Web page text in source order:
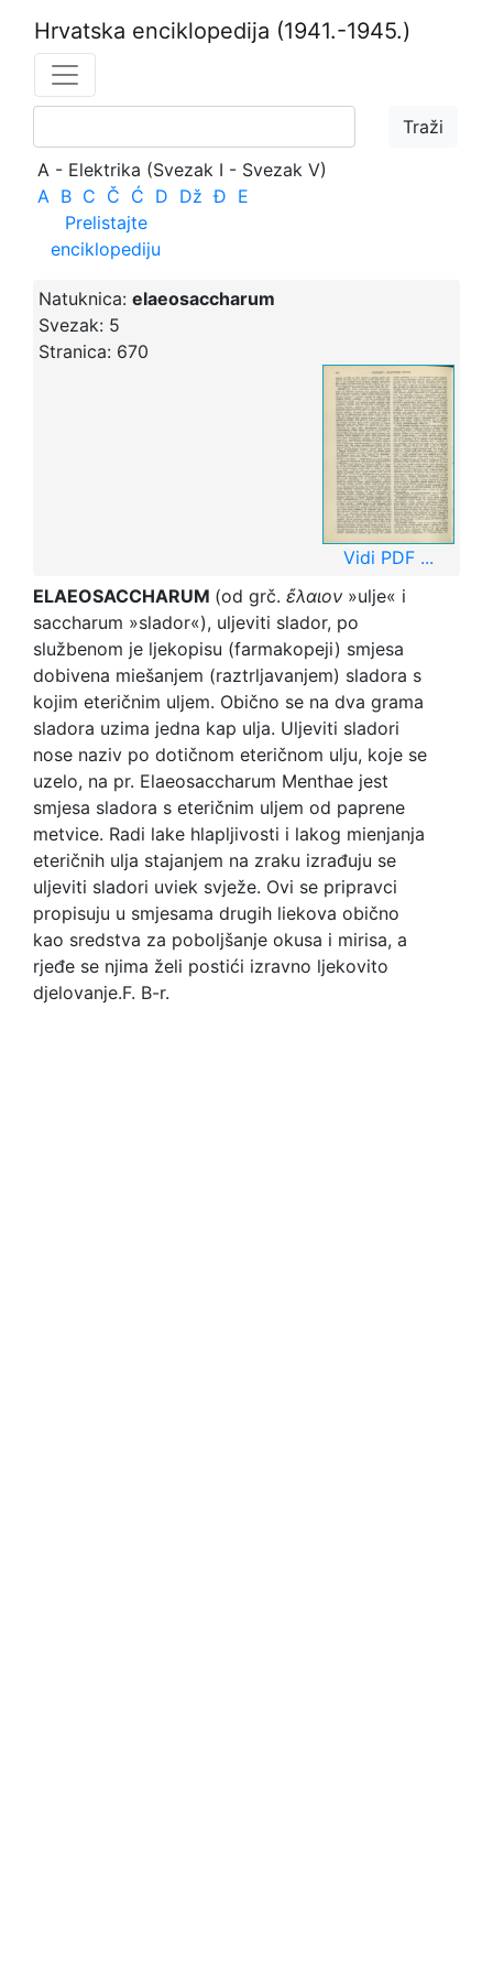
Hrvatska enciklopedija (1941.-1945.)
A - Elektrika (Svezak I - Svezak V)
A B C Č Ć D Dž Đ E
Prelistajte
enciklopediju
Natuknica: elaeosaccharum
Svezak: 5
Stranica: 670
Vidi PDF ...
ELAEOSACCHARUM (od grč. ἔλαιον »ulje« i
saccharum »slador«), uljeviti slador, po
službenom je ljekopisu (farmakopeji) smjesa
dobivena miešanjem (raztrljavanjem) sladora s
kojim eteričnim uljem. Obično se na dva grama
sladora uzima jedna kap ulja. Uljeviti sladori
nose naziv po dotičnom eteričnom ulju, koje se
uzelo, na pr. Elaeosaccharum Menthae jest
smjesa sladora s eteričnim uljem od paprene
metvice. Radi lake hlapljivosti i lakog mienjanja
eteričnih ulja stajanjem na zraku izrađuju se
uljeviti sladori uviek svježe. Ovi se pripravci
propisuju u smjesama drugih liekova obično
kao sredstva za poboljšanje okusa i mirisa, a
rjeđe se njima želi postići izravno ljekovito
djelovanje.F. B-r.